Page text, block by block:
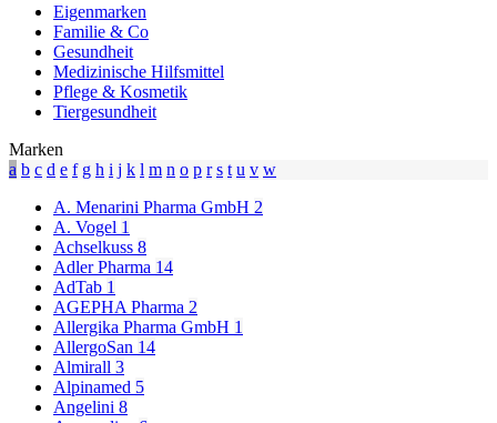
Eigenmarken
Familie & Co
Gesundheit
Medizinische Hilfsmittel
Pflege & Kosmetik
Tiergesundheit
Marken
a b c d e f g h i j k l m n o p r s t u v w
A. Menarini Pharma GmbH 2
A. Vogel 1
Achselkuss 8
Adler Pharma 14
AdTab 1
AGEPHA Pharma 2
Allergika Pharma GmbH 1
AllergoSan 14
Almirall 3
Alpinamed 5
Angelini 8